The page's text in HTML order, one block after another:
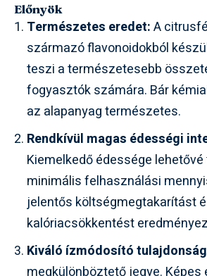
Előnyök
Természetes eredet:A
származó flavonoidokból
teszi a természetesebb
fogyasztók számára. Bár
az alapanyag természetes.
Rendkívül magas édességi
Kiemelkedő édessége
minimális felhasználási
jelentős költségmegtakarítást
kalóriacsökkentést
Kiváló ízmódosító
megkülönböztető jegye. Képes